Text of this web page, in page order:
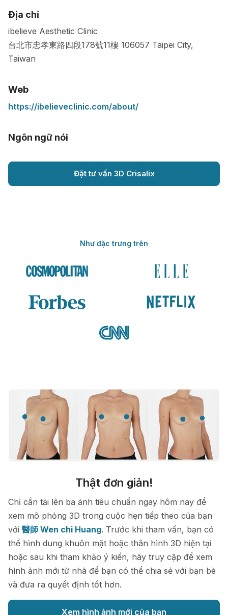
Địa chỉ
ibelieve Aesthetic Clinic
台北市忠孝東路四段178號11樓 106057 Taipei City,
Taiwan
Web
https://ibelieveclinic.com/about/
Ngôn ngữ nói
Đặt tư vấn 3D Crisalix
Như đặc trưng trên
Thật đơn giản!
Chỉ cần tải lên ba ảnh tiêu chuẩn ngay hôm nay để
xem mô phỏng 3D trong cuộc hẹn tiếp theo của bạn
với 醫師 Wen chi Huang. Trước khi tham vấn, bạn có
thể hình dung khuôn mặt hoặc thân hình 3D hiện tại
hoặc sau khi tham khảo ý kiến, hãy truy cập để xem
hình ảnh mới từ nhà để bạn có thể chia sẻ với bạn bè
và đưa ra quyết định tốt hơn.
Xem hình ảnh mới của bạn